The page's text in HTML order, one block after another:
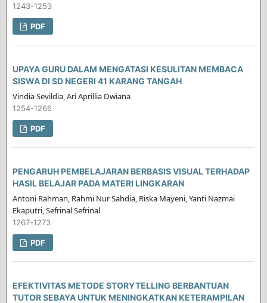
1243-1253
PDF
UPAYA GURU DALAM MENGATASI KESULITAN MEMBACA
SISWA DI SD NEGERI 41 KARANG TANGAH
Vindia Sevildia, Ari Aprillia Dwiana
1254-1266
PDF
PENGARUH PEMBELAJARAN BERBASIS VISUAL TERHADAP
HASIL BELAJAR PADA MATERI LINGKARAN
Antoni Rahman, Rahmi Nur Sahdia, Riska Mayeni, Yanti Nazmai
Ekaputri, Sefrinal Sefrinal
1267-1273
PDF
EFEKTIVITAS METODE STORYTELLING BERBANTUAN
TUTOR SEBAYA UNTUK MENINGKATKAN KETERAMPILAN